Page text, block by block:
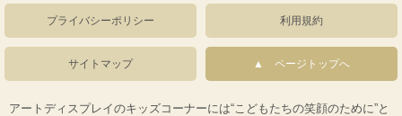
プライバシーポリシー 利用規約
サイトマップ ページトップへ
アートディスプレイのキッズコーナーには“こどもたちの笑顔のために”と